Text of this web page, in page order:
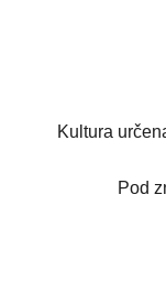
Kultura
Pod